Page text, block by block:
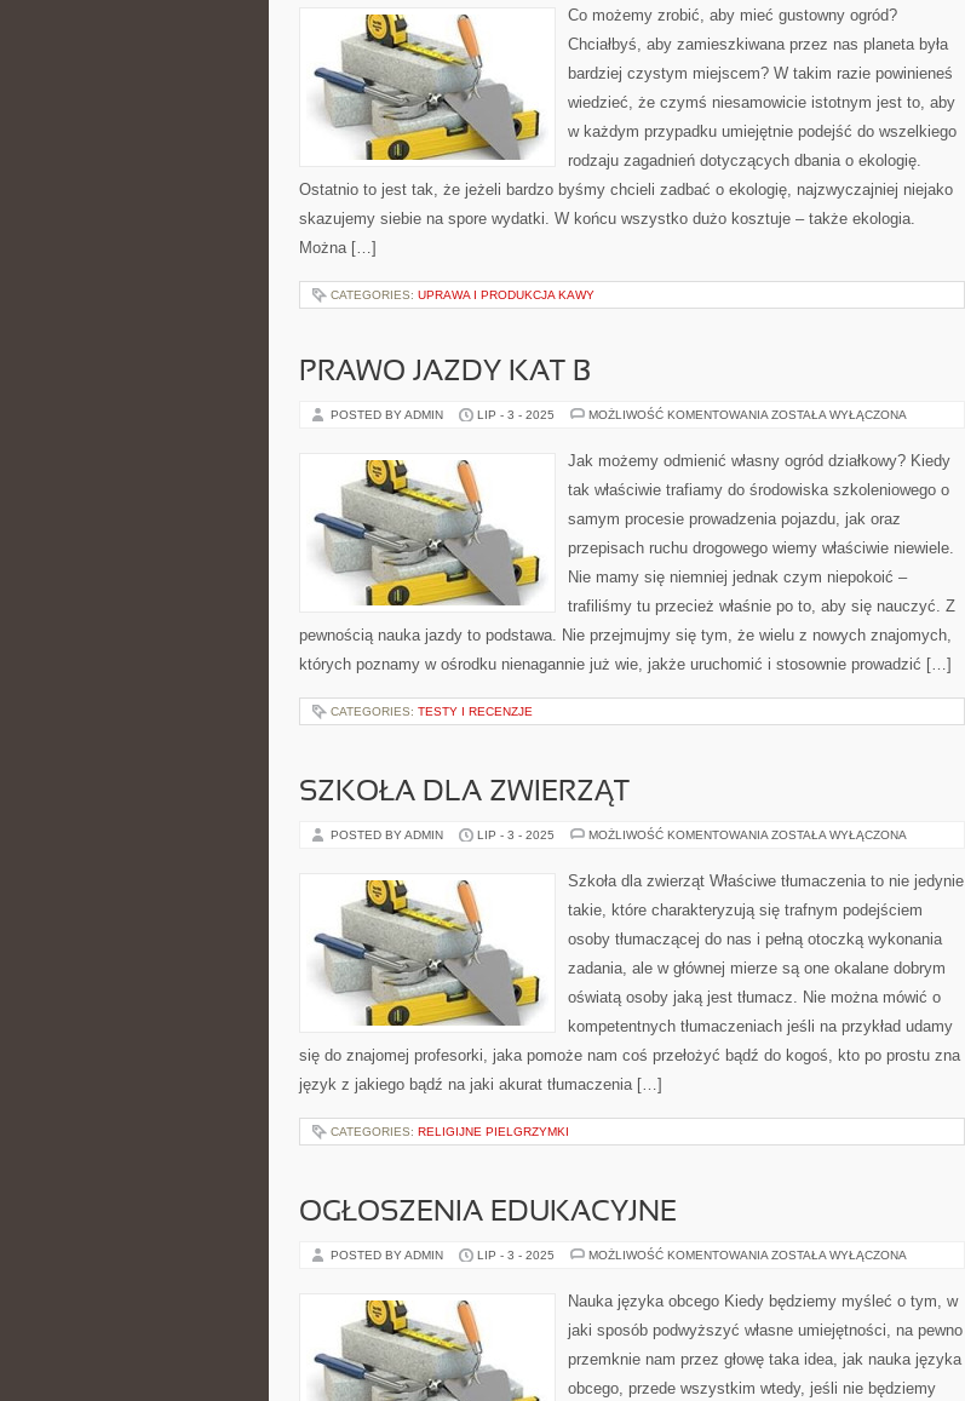
PRZYDOMOWY
OGRÓD
ATRAKCYJNIEJSZY?
Co możemy zrobić, aby mieć gustowny ogród?
Chciałbyś, aby zamieszkiwana przez nas planeta była
bardziej czystym miejscem? W takim razie powinieneś
wiedzieć, że czymś niesamowicie istotnym jest to, aby
w każdym przypadku umiejętnie podejść do wszelkiego
rodzaju zagadnień dotyczących dbania o ekologię.
Ostatnio to jest tak, że jeżeli bardzo byśmy chcieli zadbać o ekologię, najzwyczajniej niejako
skazujemy siebie na spore wydatki. W końcu wszystko dużo kosztuje – także ekologia.
Można […]
CATEGORIES: UPRAWA I PRODUKCJA KAWY
PRAWO JAZDY KAT B
POSTED BY ADMIN LIP - 3 - 2025 MOŻLIWOŚĆ KOMENTOWANIA PRAWO
ZOSTAŁA WYŁĄCZONA
Jak możemy odmienić własny ogród działkowy? Kiedy
tak właściwie trafiamy do środowiska szkoleniowego o
samym procesie prowadzenia pojazdu, jak oraz
przepisach ruchu drogowego wiemy właściwie niewiele.
Nie mamy się niemniej jednak czym niepokoić –
trafiliśmy tu przecież właśnie po to, aby się nauczyć. Z
pewnością nauka jazdy to podstawa. Nie przejmujmy się tym, że wielu z nowych znajomych,
których poznamy w ośrodku nienagannie już wie, jakże uruchomić i stosownie prowadzić […]
CATEGORIES: TESTY I RECENZJE
SZKOŁA DLA ZWIERZĄT
POSTED BY ADMIN LIP - 3 - 2025 MOŻLIWOŚĆ KOMENTOWANIA SZKOŁA
ZOSTAŁA WYŁĄCZONA
Szkoła dla zwierząt Właściwe tłumaczenia to nie jedynie
takie, które charakteryzują się trafnym podejściem
osoby tłumaczącej do nas i pełną otoczką wykonania
zadania, ale w głównej mierze są one okalane dobrym
oświatą osoby jaką jest tłumacz. Nie można mówić o
kompetentnych tłumaczeniach jeśli na przykład udamy
się do znajomej profesorki, jaka pomoże nam coś przełożyć bądź do kogoś, kto po prostu zna
język z jakiego bądź na jaki akurat tłumaczenia […]
CATEGORIES: RELIGIJNE PIELGRZYMKI
OGŁOSZENIA EDUKACYJNE
POSTED BY ADMIN LIP - 3 - 2025 MOŻLIWOŚĆ KOMENTOWANIA OGŁOSZENIA
ZOSTAŁA WYŁĄCZONA
Nauka języka obcego Kiedy będziemy myśleć o tym, w
jaki sposób podwyższyć własne umiejętności, na pewno
przemknie nam przez głowę taka idea, jak nauka języka
obcego, przede wszystkim wtedy, jeśli nie będziemy